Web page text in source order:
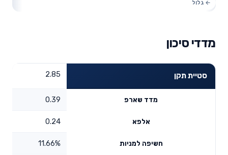
מדדי סיכון
סטיית תקן 2.85
מדד שארפ 0.39
אלפא 0.24
חשיפה למניות 11.66%